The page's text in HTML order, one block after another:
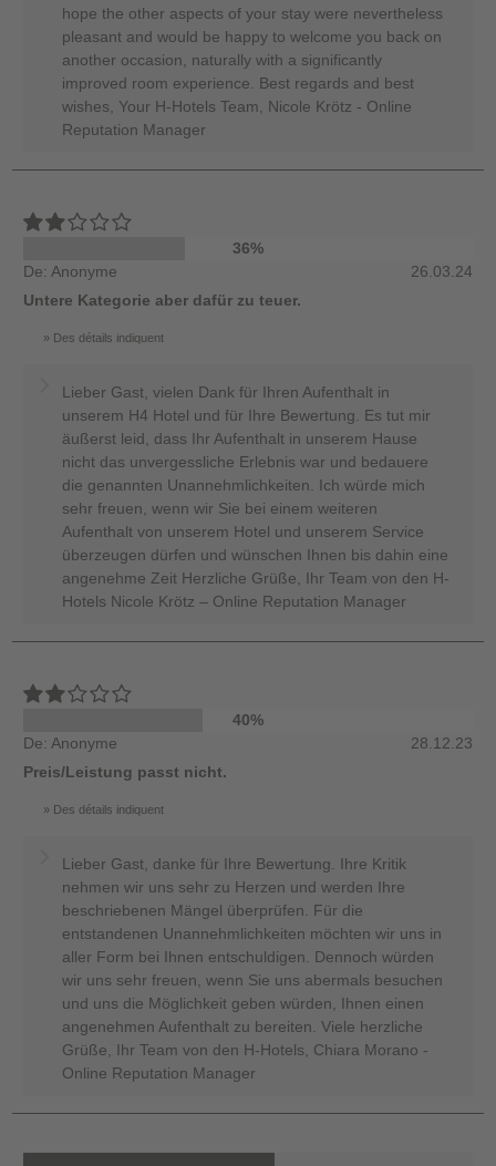
hope the other aspects of your stay were nevertheless
pleasant and would be happy to welcome you back on
another occasion, naturally with a significantly
improved room experience. Best regards and best
wishes, Your H-Hotels Team, Nicole Krötz - Online
Reputation Manager
36%
De: Anonyme
26.03.24
Untere Kategorie aber dafür zu teuer.
Des détails indiquent
Lieber Gast, vielen Dank für Ihren Aufenthalt in
unserem H4 Hotel und für Ihre Bewertung. Es tut mir
äußerst leid, dass Ihr Aufenthalt in unserem Hause
nicht das unvergessliche Erlebnis war und bedauere
die genannten Unannehmlichkeiten. Ich würde mich
sehr freuen, wenn wir Sie bei einem weiteren
Aufenthalt von unserem Hotel und unserem Service
überzeugen dürfen und wünschen Ihnen bis dahin eine
angenehme Zeit Herzliche Grüße, Ihr Team von den H-
Hotels Nicole Krötz – Online Reputation Manager
40%
De: Anonyme
28.12.23
Preis/Leistung passt nicht.
Des détails indiquent
Lieber Gast, danke für Ihre Bewertung. Ihre Kritik
nehmen wir uns sehr zu Herzen und werden Ihre
beschriebenen Mängel überprüfen. Für die
entstandenen Unannehmlichkeiten möchten wir uns in
aller Form bei Ihnen entschuldigen. Dennoch würden
wir uns sehr freuen, wenn Sie uns abermals besuchen
und uns die Möglichkeit geben würden, Ihnen einen
angenehmen Aufenthalt zu bereiten. Viele herzliche
Grüße, Ihr Team von den H-Hotels, Chiara Morano -
Online Reputation Manager